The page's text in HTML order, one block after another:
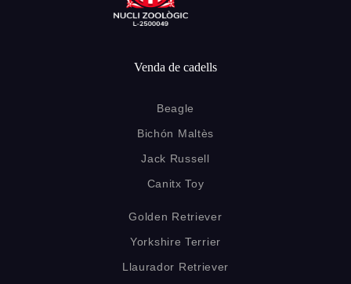
Venda de cadells
Beagle
Bichón Maltès
Jack Russell
Canitx Toy
Golden Retriever
Yorkshire Terrier
Llaurador Retriever